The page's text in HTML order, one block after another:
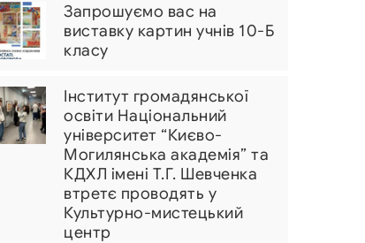
Запрошуємо вас на
виставку картин учнів 10-Б
класу
Інститут громадянської
освіти Національний
університет “Києво-
Могилянська академія” та
КДХЛ імені Т.Г. Шевченка
втретє проводять у
Культурно-мистецький
центр